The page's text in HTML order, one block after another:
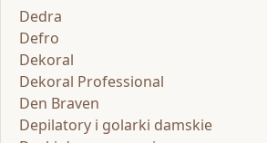
Dedra
Defro
Dekoral
Dekoral Professional
Den Braven
Depilatory i golarki damskie